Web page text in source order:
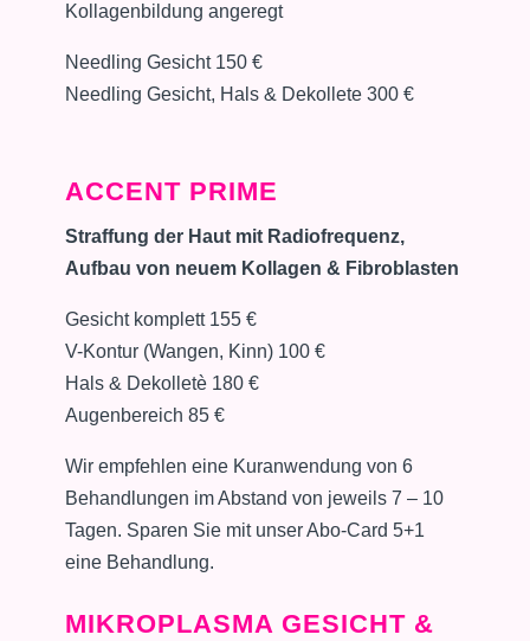
Kollagenbildung angeregt
Needling Gesicht 150 €
Needling Gesicht, Hals & Dekollete 300 €
ACCENT PRIME
Straffung der Haut mit Radiofrequenz,
Aufbau von neuem Kollagen & Fibroblasten
Gesicht komplett 155 €
V-Kontur (Wangen, Kinn) 100 €
Hals & Dekolletè 180 €
Augenbereich 85 €
Wir empfehlen eine Kuranwendung von 6
Behandlungen im Abstand von jeweils 7 – 10
Tagen. Sparen Sie mit unser Abo-Card 5+1
eine Behandlung.
MIKROPLASMA GESICHT &